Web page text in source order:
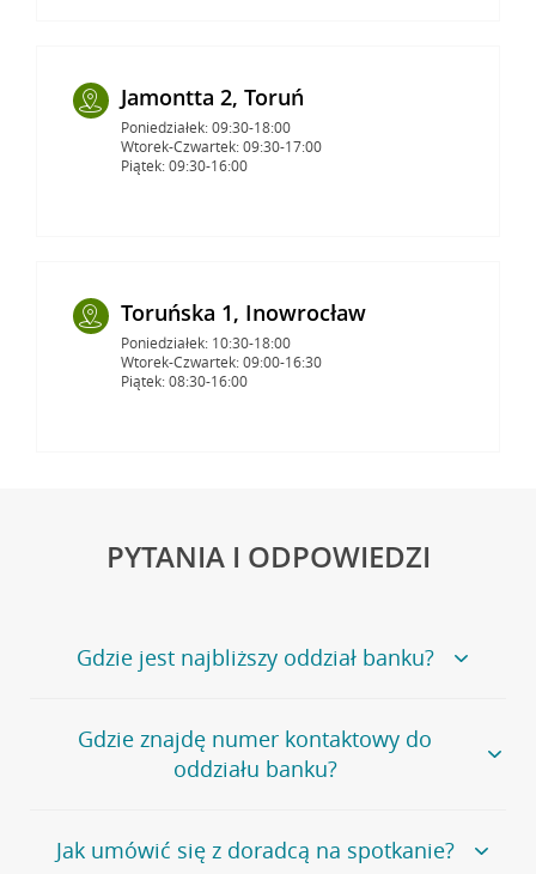
Jamontta 2, Toruń
Poniedziałek: 09:30-18:00
Wtorek-Czwartek: 09:30-17:00
Piątek: 09:30-16:00
Toruńska 1, Inowrocław
Poniedziałek: 10:30-18:00
Wtorek-Czwartek: 09:00-16:30
Piątek: 08:30-16:00
PYTANIA I ODPOWIEDZI
Gdzie jest najbliższy oddział banku?
Jeśli szukasz oddziału naszego banku, zapraszamy na
stronęPlacówki i bankomaty, na której znajduje się
wygodna wyszukiwarka.
oddziałów
Gdzie znajdę numer kontaktowy do
oddziału banku?
Bank Credit Agricole nie udostępnia ogólnego numeru
telefonu do placówki bankowej.
Jak umówić się z doradcą na spotkanie?